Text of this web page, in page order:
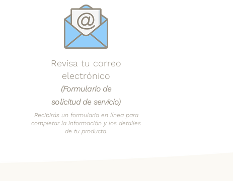
Revisa tu correo
electrónico
(Formulario de
solicitud de servicio)
Recibirás un formulario en línea para
completar la información y los detalles
de tu producto.